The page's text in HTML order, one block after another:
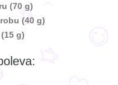
(70 g)
(40 g)
g)